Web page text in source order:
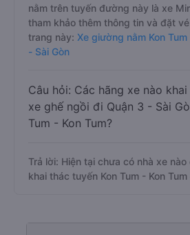
nằm trên tuyến đường này là xe
tham khảo thêm thông tin và đặt
trang này: Xe giường nằm Kon
- Sài Gòn
Câu hỏi: Các hãng xe nào
xe ghế ngồi đi Quận 3 - Sài
Tum - Kon Tum?
Trả lời: Hiện tại chưa có nhà xe
khai thác tuyến Kon Tum - Kon